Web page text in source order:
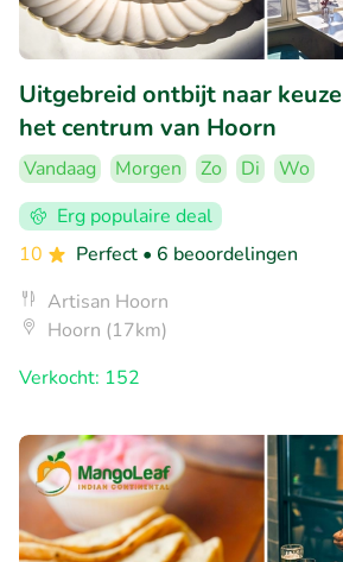
Uitgebreid ontbijt naar
het centrum van Hoorn
Vandaag Morgen Zo Di
Wo
Erg populaire deal
10
Perfect • 6 beoordelingen
Artisan Hoorn
Hoorn (17km)
Verkocht: 152